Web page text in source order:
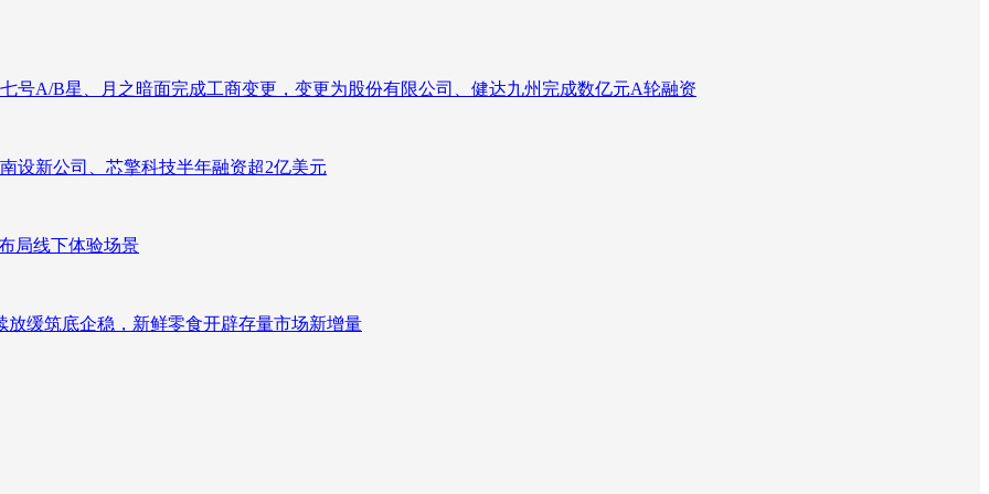
号A/B星、月之暗面完成工商变更，变更为股份有限公司、健达九州完成数亿元A轮融资
设新公司、芯擎科技半年融资超2亿美元
局线下体验场景
缓筑底企稳，新鲜零食开辟存量市场新增量